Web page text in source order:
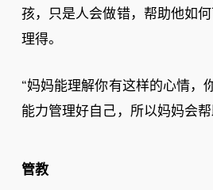
孩，只是人会做错，帮助他如
理得。
“妈妈能理解你有这样的心情，
能力管理好自己，所以妈妈会
管教